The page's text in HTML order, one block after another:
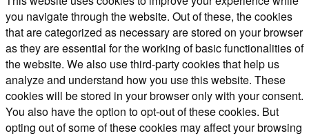
you navigate through the website. Out of these, the cookies
that are categorized as necessary are stored on your browser
as they are essential for the working of basic functionalities of
the website. We also use third-party cookies that help us
analyze and understand how you use this website. These
cookies will be stored in your browser only with your consent.
You also have the option to opt-out of these cookies. But
opting out of some of these cookies may affect your browsing